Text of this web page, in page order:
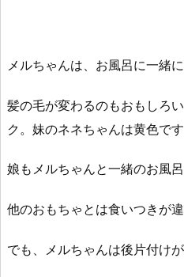
メルちゃんは、お風呂に一緒
髪の毛が変わるのもおもしろ
ク。妹のネネちゃんは黄色です
娘もメルちゃんと一緒のお風呂
他のおもちゃとは食いつきが違
でも、メルちゃんは後片付けが